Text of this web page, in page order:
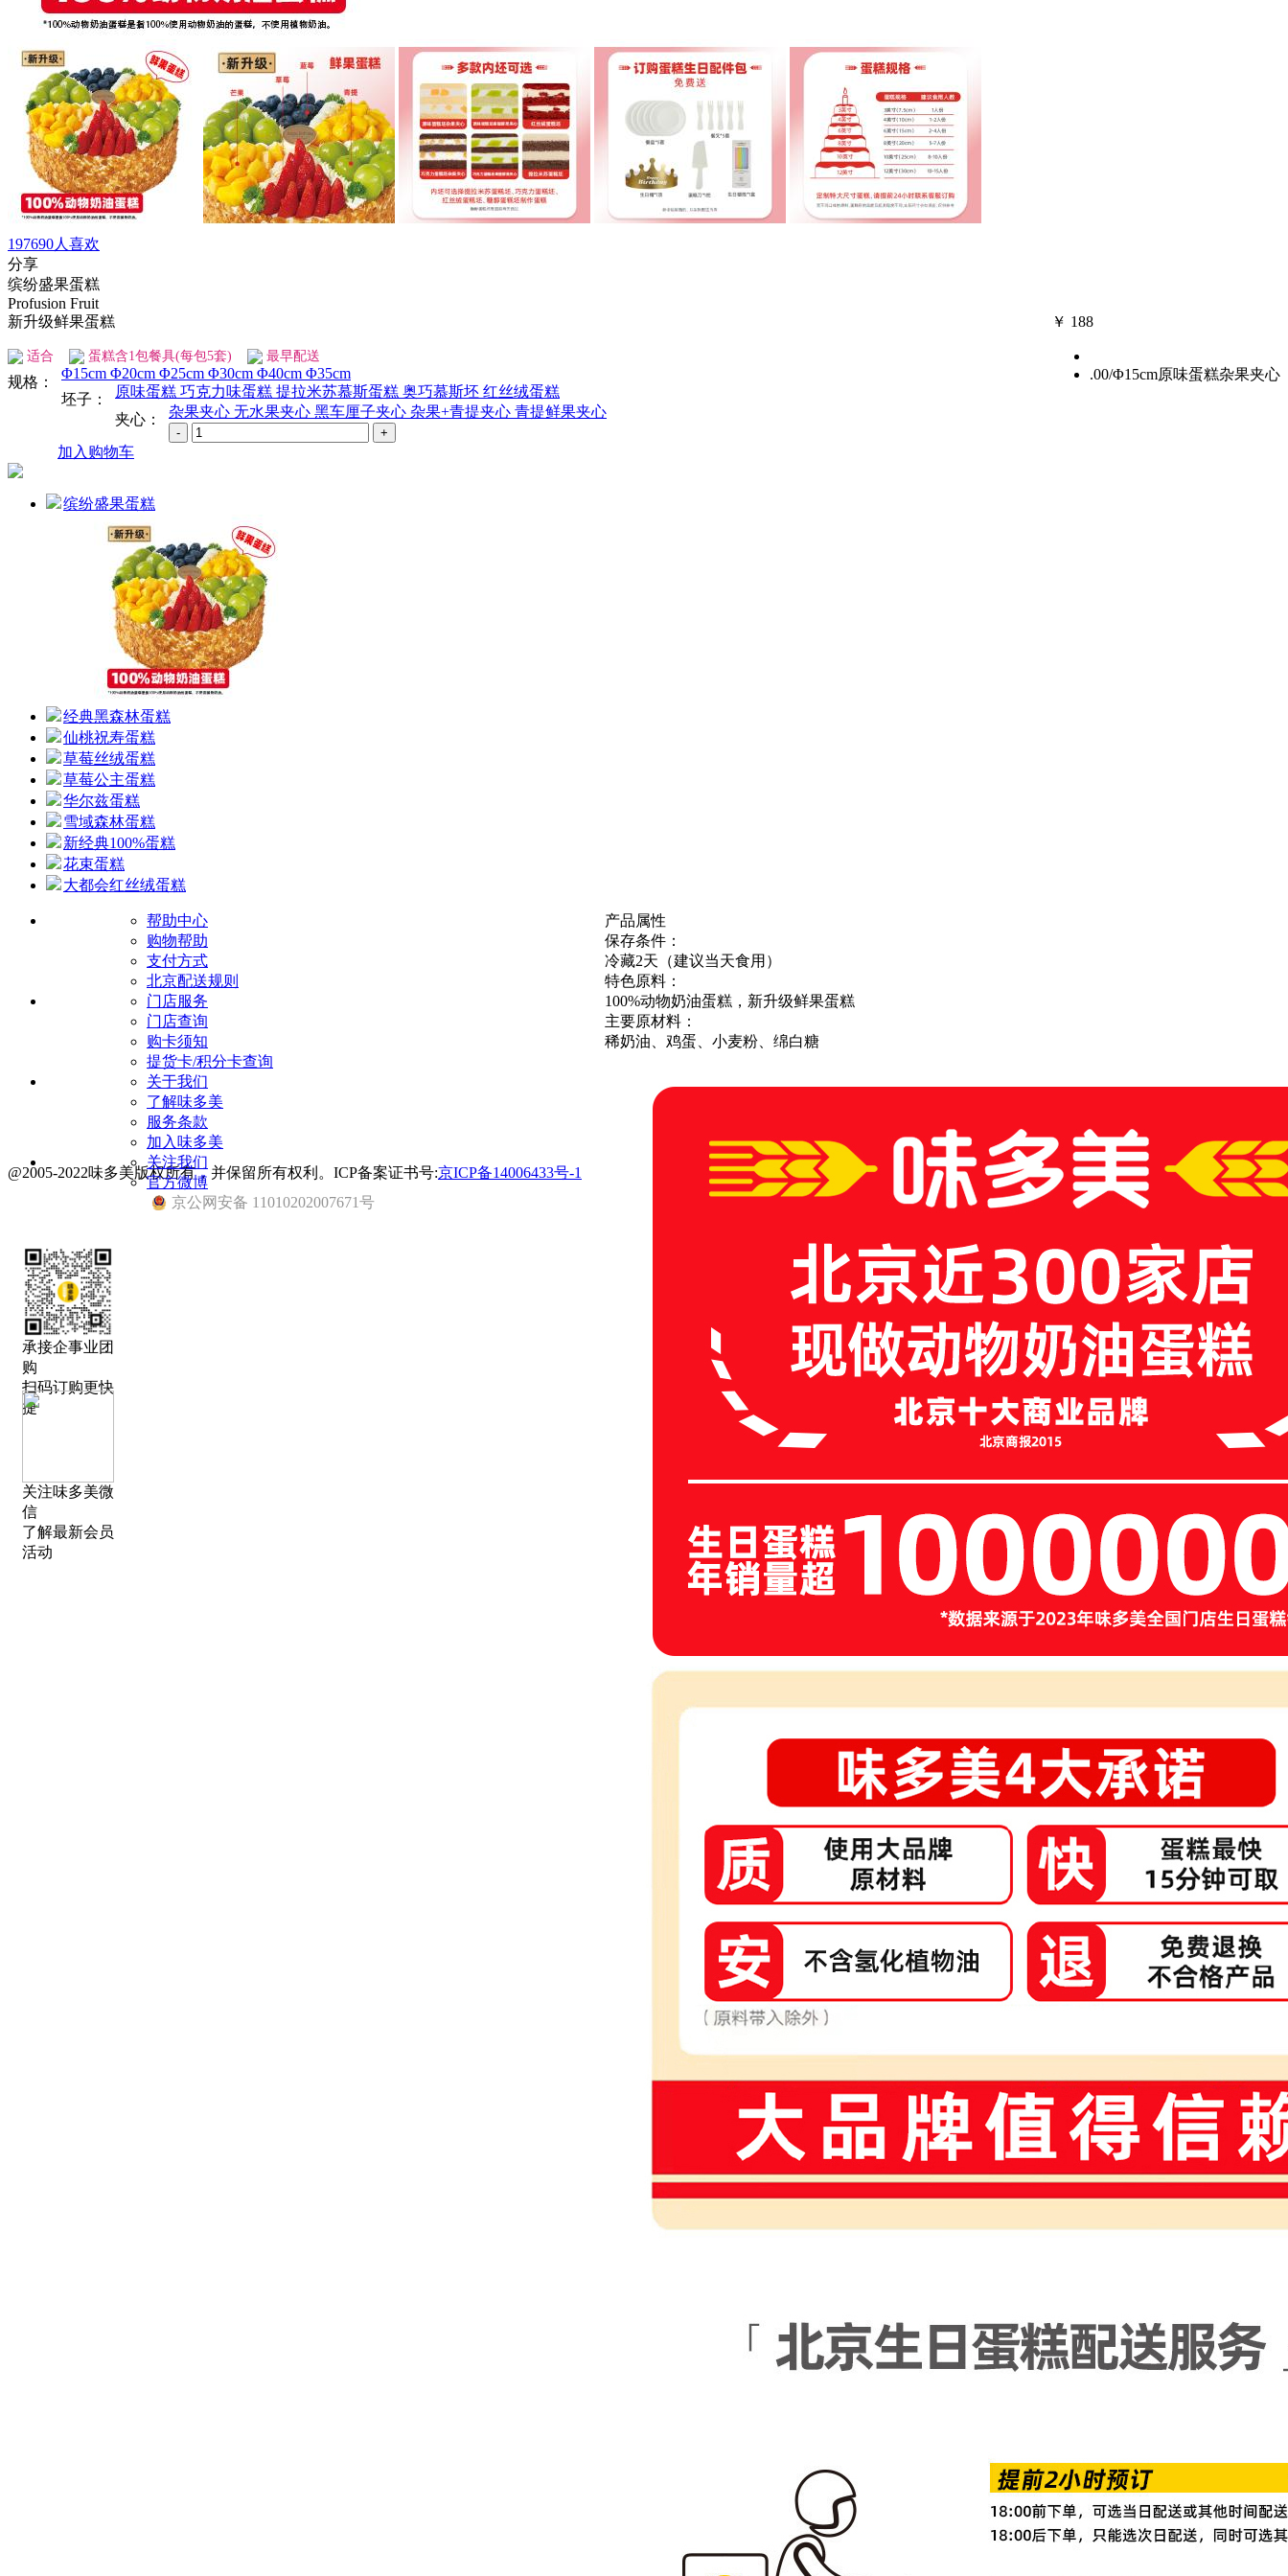
197690人喜欢
分享
缤纷盛果蛋糕
Profusion Fruit
￥ 188
.00/Φ15cm原味蛋糕杂果夹心
新升级鲜果蛋糕
适合 蛋糕含1包餐具(每包5套) 最早配送
规格：
Φ15cm Φ20cm Φ25cm Φ30cm Φ40cm Φ35cm
坯子：
原味蛋糕 巧克力味蛋糕 提拉米苏慕斯蛋糕 奥巧慕斯坯 红丝绒蛋糕
夹心：
杂果夹心 无水果夹心 黑车厘子夹心 杂果+青提夹心 青提鲜果夹心
加入购物车
缤纷盛果蛋糕
经典黑森林蛋糕
仙桃祝寿蛋糕
草莓丝绒蛋糕
草莓公主蛋糕
华尔兹蛋糕
雪域森林蛋糕
新经典100%蛋糕
花束蛋糕
大都会红丝绒蛋糕
产品属性
保存条件：
冷藏2天（建议当天食用）
特色原料：
100%动物奶油蛋糕，新升级鲜果蛋糕
主要原材料：
稀奶油、鸡蛋、小麦粉、绵白糖
帮助中心
购物帮助
支付方式
北京配送规则
门店服务
门店查询
购卡须知
提货卡/积分卡查询
关于我们
了解味多美
服务条款
加入味多美
关注我们
官方微博
承接企事业团
购
扫码订购更快
捷
关注味多美微
信
了解最新会员
活动
@2005-2022味多美版权所有，并保留所有权利。ICP备案证书号:京ICP备14006433号-1
京公网安备 11010202007671号